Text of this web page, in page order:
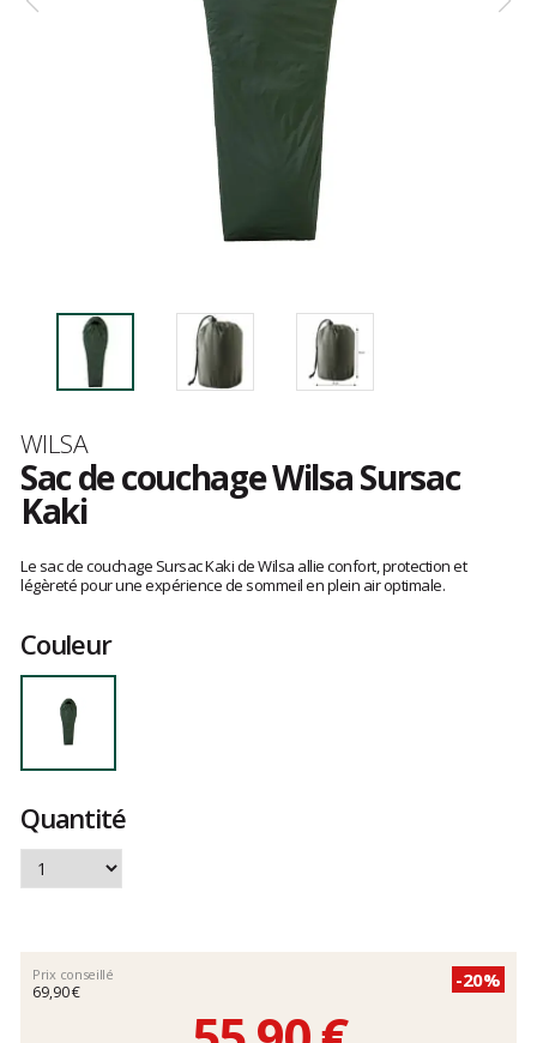
Marque
WILSA
Sac de couchage Wilsa Sursac
Kaki
avis
clients
Le sac de couchage Sursac Kaki de Wilsa allie confort, protection et
légèreté pour une expérience de sommeil en plein air optimale.
Couleur
Quantité
Prix conseillé
69,90 €
-20%